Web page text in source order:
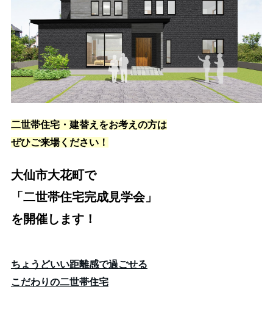
二世帯住宅・建替えをお考えの方は
ぜひご来場ください！
大仙市大花町で
「二世帯住宅完成見学会」
を開催します！
ちょうどいい距離感で過ごせる
こだわりの二世帯住宅